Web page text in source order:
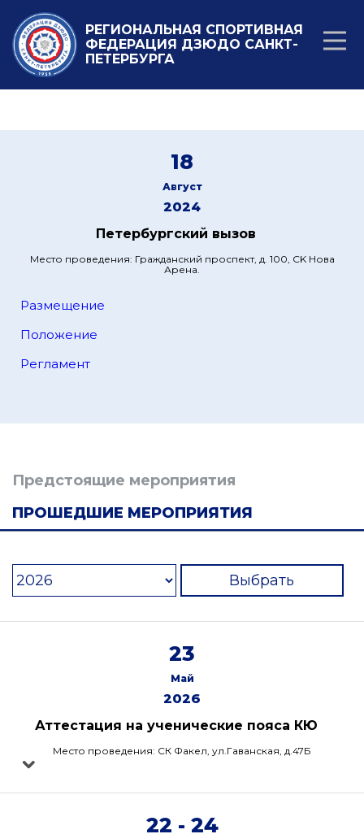
РЕГИОНАЛЬНАЯ СПОРТИВНАЯ
ФЕДЕРАЦИЯ ДЗЮДО САНКТ-
ПЕТЕРБУРГА
18
Август
2024
Петербургский вызов
Место проведения: Гражданский проспект, д. 100, СK Нова
Арена.
Размещение
Положение
Регламент
Предстоящие мероприятия
ПРОШЕДШИЕ МЕРОПРИЯТИЯ
Выбрать
23
Май
2026
Аттестация на ученические пояса КЮ
Место проведения: СК Факел, ул.Гаванская, д.47Б
22 - 24